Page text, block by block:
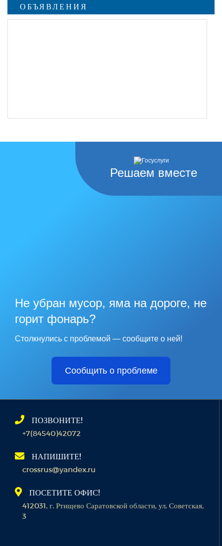
ОБЪЯВЛЕНИЯ
Решаем вместе
Не убран мусор, яма на дороге, не
горит фонарь?
Столкнулись с проблемой — сообщите о ней!
Сообщить о проблеме
ПОЗВОНИТЕ!
+7(84540)42072
НАПИШИТЕ!
crossrus@yandex.ru
ПОСЕТИТЕ ОФИС!
412031, г. Ртищево Саратовской области, ул. Советская,
3